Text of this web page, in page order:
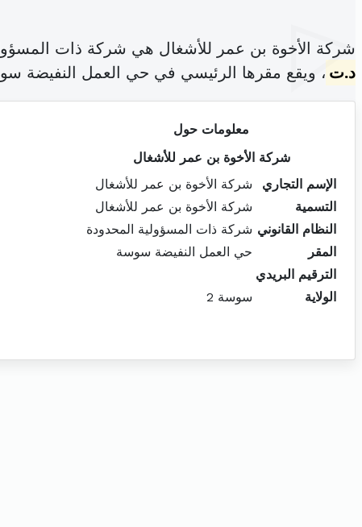
شركة الأخوة بن عمر للأشغال هي شركة ذات
د.ت ، ويقع مقرها الرئيسي في حي العمل النفيضة
معلومات حول
شركة الأخوة بن عمر للأشغال
الإسم التجاري
شركة الأخوة بن عمر للأشغال
التسمية
شركة الأخوة بن عمر للأشغال
النظام القانوني شركة ذات المسؤولية المحدودة
المقر
حي العمل النفيضة سوسة
الترقيم البريدي
الولاية
سوسة 2